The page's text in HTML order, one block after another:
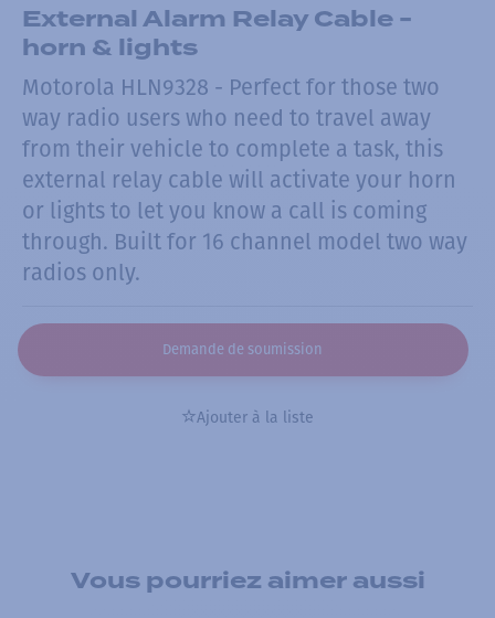
External Alarm Relay Cable -
horn & lights
Motorola HLN9328 - Perfect for those two
way radio users who need to travel away
from their vehicle to complete a task, this
external relay cable will activate your horn
or lights to let you know a call is coming
through. Built for 16 channel model two way
radios only.
Demande de soumission
Ajouter à la liste
Vous pourriez aimer aussi